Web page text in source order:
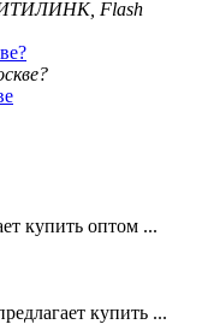
купить оптом ...
купить ...